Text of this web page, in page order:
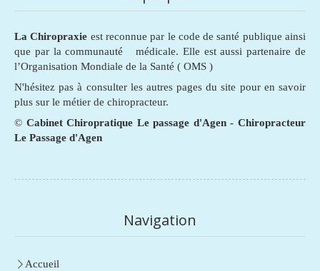
La Chiropraxie est reconnue par le code de santé publique ainsi
que par la communauté médicale. Elle est aussi partenaire de
l’Organisation Mondiale de la Santé ( OMS )
N'hésitez pas à consulter les autres pages du site pour en savoir
plus sur le métier de chiropracteur.
© Cabinet Chiropratique Le passage d'Agen - Chiropracteur
Le Passage d'Agen
Navigation
Accueil